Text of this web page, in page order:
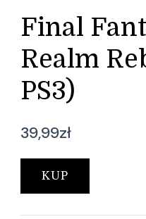
Final
Realm
PS3)
39,99zł
KUP